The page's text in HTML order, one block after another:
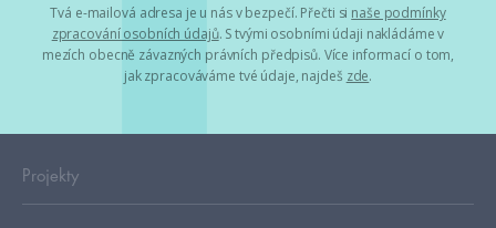
Tvá e-mailová adresa je u nás v bezpečí. Přečti si naše podmínky
zpracování osobních údajů. S tvými osobními údaji nakládáme v
mezích obecně závazných právních předpisů. Více informací o tom,
jak zpracováváme tvé údaje, najdeš zde.
Projekty